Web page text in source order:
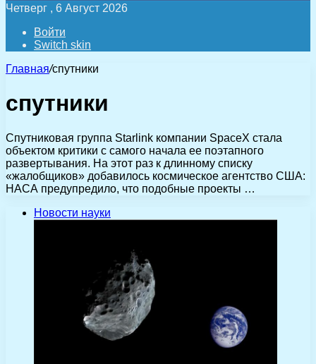
Четверг , 6 Август 2026
Войти
Switch skin
Главная/спутники
спутники
Спутниковая группа Starlink компании SpaceX стала
объектом критики с самого начала ее поэтапного
развертывания. На этот раз к длинному списку
«жалобщиков» добавилось космическое агентство США:
НАСА предупредило, что подобные проекты …
Новости науки